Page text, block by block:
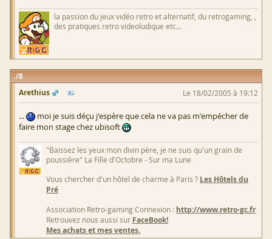
la passion du jeux vidéo retro et alternatif, du retrogaming, ,
des pratiques retro videoludique etc...
8
Arethius
Le 18/02/2005 à 19:12
...
moi je suis déçu j'espère que cela ne va pas m'empécher de
faire mon stage chez ubisoft
"Baissez les yeux mon divin père, je ne suis qu'un grain de
poussière" La Fille d'Octobre - Sur ma Lune
Vous chercher d'un hôtel de charme à Paris ? Les Hôtels du
Pré
Association Retro-gaming Connexion : http://www.retro-gc.fr
Retrouvez nous aussi sur FaceBook!
Mes achats et mes ventes.